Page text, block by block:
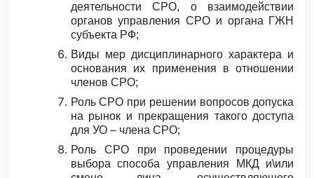
деятельности СРО, о взаимодействии
органов управления СРО и органа ГЖН
субъекта РФ;
Виды мер дисциплинарного характера и
основания их применения в отношении
членов СРО;
Роль СРО при решении вопросов допуска
на рынок и прекращения такого доступа
для УО – члена СРО;
Роль СРО при проведении процедуры
выбора способа управления МКД и\или